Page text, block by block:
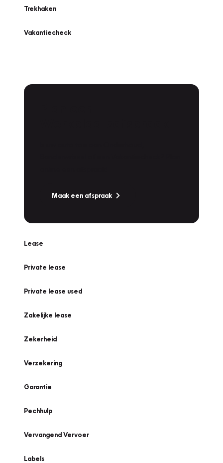
Trekhaken
Vakantiecheck
Maak een afspraak
Lease
Private lease
Private lease used
Zakelijke lease
Zekerheid
Verzekering
Garantie
Pechhulp
Vervangend Vervoer
Labels